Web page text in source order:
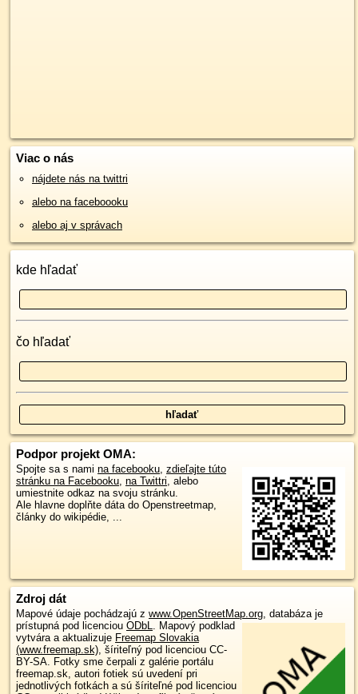
Viac o nás
nájdete nás na twittri
alebo na faceboooku
alebo aj v správach
kde hľadať
čo hľadať
Podpor projekt OMA:
Spojte sa s nami na facebooku, zdieľajte túto
stránku na Facebooku, na Twittri, alebo
umiestnite odkaz na svoju stránku.
Ale hlavne doplňte dáta do Openstreetmap,
články do wikipédie, ...
Zdroj dát
Mapové údaje pochádzajú z www.OpenStreetMap.org , databáza je
prístupná pod licenciou ODbL
Mapový podklad
vytvára a aktualizuje Freemap Slovakia
(www.freemap.sk) , šíriteľný pod licenciou CC-
BY-SA. Fotky sme čerpali z galérie portálu
freemap.sk, autori fotiek sú uvedení pri
jednotlivých fotkách a sú šíriteľné pod licenciou